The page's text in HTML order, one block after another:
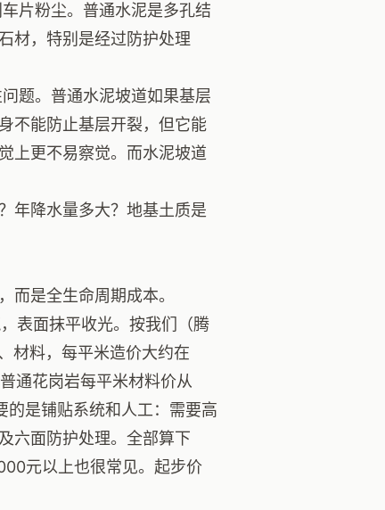
片粉尘。普通水泥是多孔结
材，特别是经过防护处理
题。普通水泥坡道如果基层
不能防止基层开裂，但它能
上更不易察觉。而水泥坡道
年降水量多大？地基土质是
而是全生命周期成本。
表面抹平收光。按我们（腾
材料，每平米造价大约在
通花岗岩每平米材料价从
是铺贴系统和人工：需要高
六面防护处理。全部算下
元以上也很常见。起步价